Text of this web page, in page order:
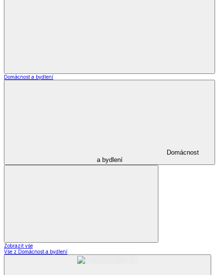
Domácnost a bydlení
Domácnost
a bydlení
Zobrazit vše
Vše z Domácnost a bydlení